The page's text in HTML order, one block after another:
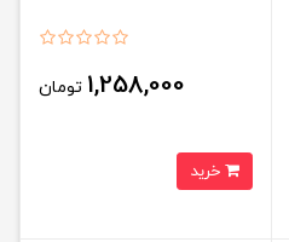
1,258,000 تومان